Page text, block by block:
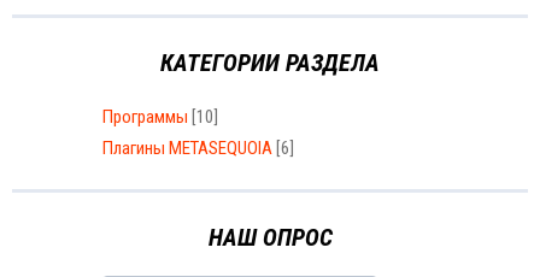
КАТЕГОРИИ РАЗДЕЛА
Программы [10]
Плагины METASEQUOIA [6]
НАШ ОПРОС